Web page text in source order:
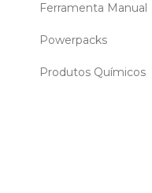
Ferramenta Manual
Powerpacks
Produtos Químicos